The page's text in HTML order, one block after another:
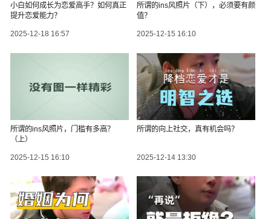
小白如何成长为恋爱高手？如何真正
提升恋爱能力？
2025-12-18 16:57
所谓的ins风照片（下），必须要有颜
值？
2025-12-15 16:10
所谓的ins风照片，门槛有多高？
（上）
2025-12-15 16:10
所谓的向上社交，真有机会吗？
2025-12-14 13:30